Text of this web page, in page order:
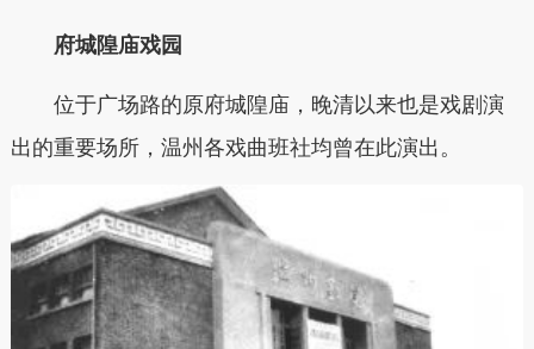
府城隍庙戏园
位于广场路的原府城隍庙，晚清以来也是戏剧演
出的重要场所，温州各戏曲班社均曾在此演出。